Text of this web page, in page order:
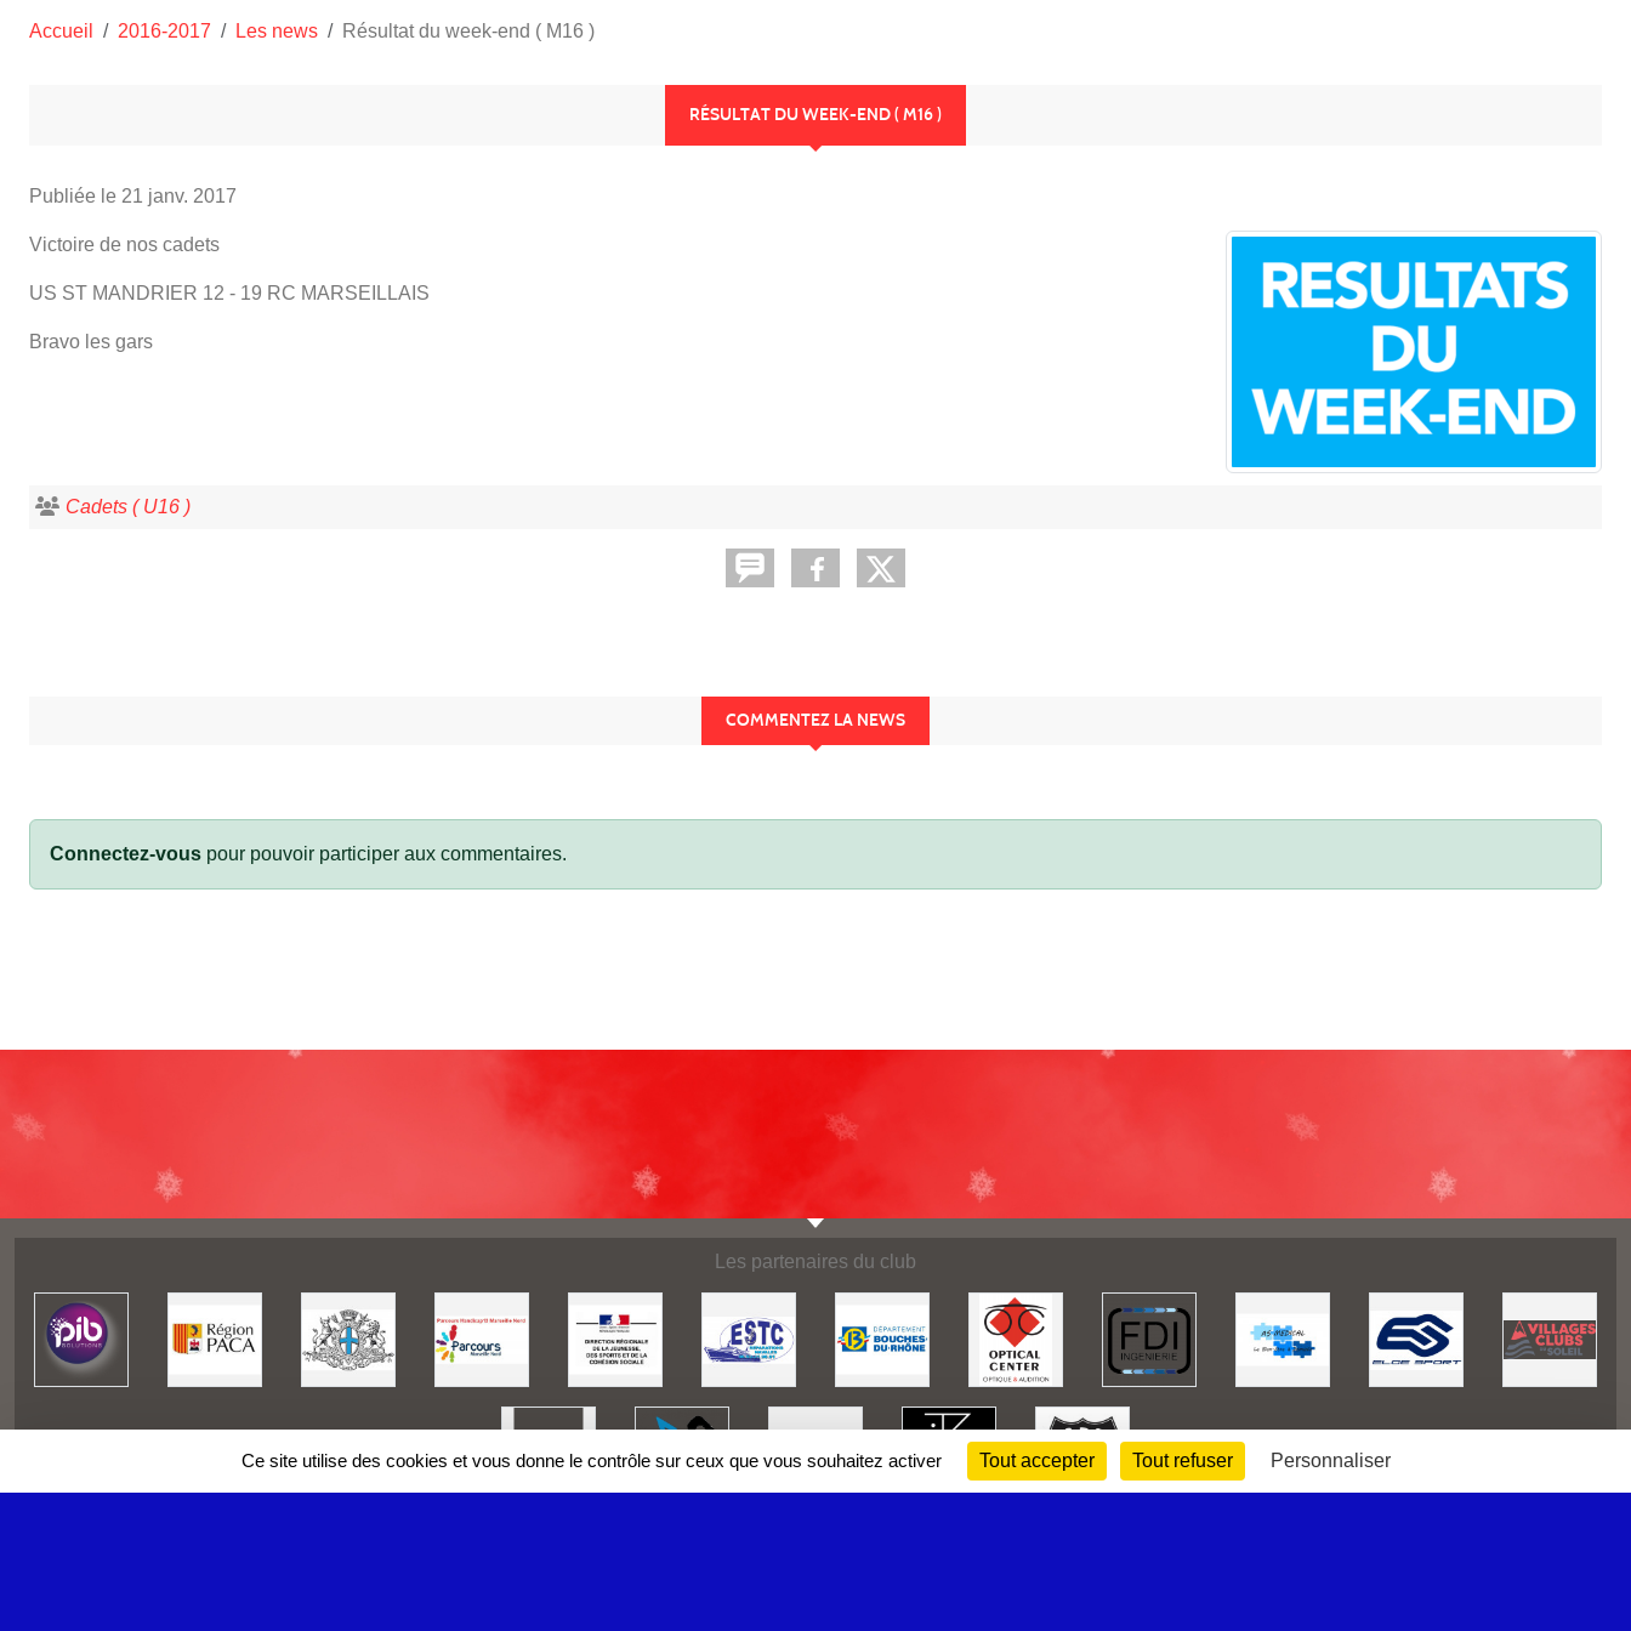
Accueil 2016-2017 Les news Résultat du week-end ( M16 )
RÉSULTAT DU WEEK-END ( M16 )
Publiée le 21 janv. 2017
Victoire de nos cadets
US ST MANDRIER 12 - 19 RC MARSEILLAIS
Bravo les gars
Cadets ( U16 )
COMMENTEZ LA NEWS
Connectez-vous pour pouvoir participer aux commentaires.
Les partenaires du club
Ce site utilise des cookies et vous donne le contrôle sur ceux que vous souhaitez activer Tout accepter Tout refuser Personnaliser